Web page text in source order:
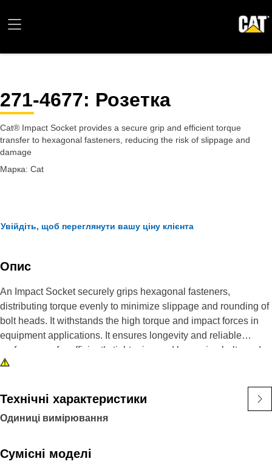
271-4677: Розетка
Cat® Impact Socket provides a secure grip and efficient torque
transfer to hexagonal fasteners, reducing the risk of slippage and
damage
Марка: Cat
Увійдіть, щоб переглянути вашу ціну клієнта
Опис
An Impact Socket securely grips hexagonal fasteners,
distributing torque evenly to minimize slippage and rounding of
bolt heads. It withstands the high torque and impact forces in
equipment applications. It ensures longevity and reliable
performance for efficiently tightening and loosening bolts and
nuts in the equipment, ensuring safe and effective maintenance
• 3/8" drive for compatibility with different impact tools.
conditions.
Технічні характеристики
Одиниці вимірювання
Сумісні моделі